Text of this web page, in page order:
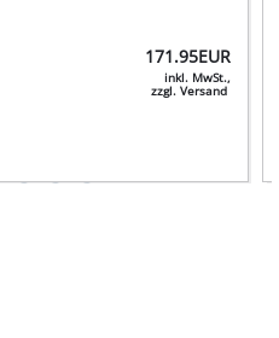
171.95EUR
inkl. MwSt.,
zzgl. Versand